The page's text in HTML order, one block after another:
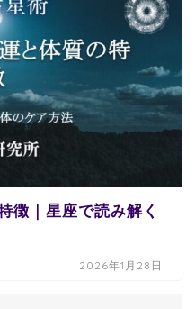
徴｜星座で読み解く
2026年1月28日